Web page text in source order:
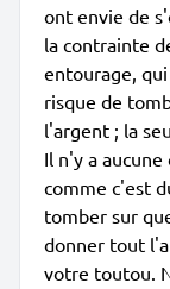
ont envie de
la contrainte
entourage,
risque de
l'argent ; la
Il n'y a
comme c'est
tomber sur
donner tout
votre toutou.